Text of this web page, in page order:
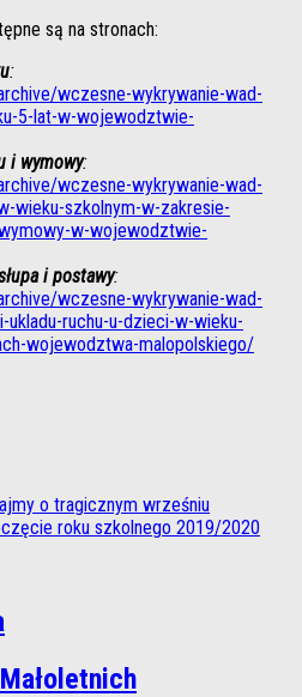
są na stronach:
:
wczesne-wykrywanie-wad-
5-lat-w-wojewodztwie-
i wymowy:
wczesne-wykrywanie-wad-
wieku-szkolnym-w-zakresie-
w-wojewodztwie-
i postawy:
wczesne-wykrywanie-wad-
ruchu-u-dzieci-w-wieku-
wojewodztwa-malopolskiego/
o tragicznym wrześniu
roku szkolnego 2019/2020